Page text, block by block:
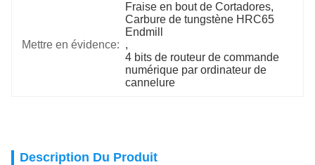
Mettre en évidence:
Fraise en bout de Cortadores,
Carbure de tungstène HRC65
Endmill
,
4 bits de routeur de commande
numérique par ordinateur de
cannelure
Description Du Produit